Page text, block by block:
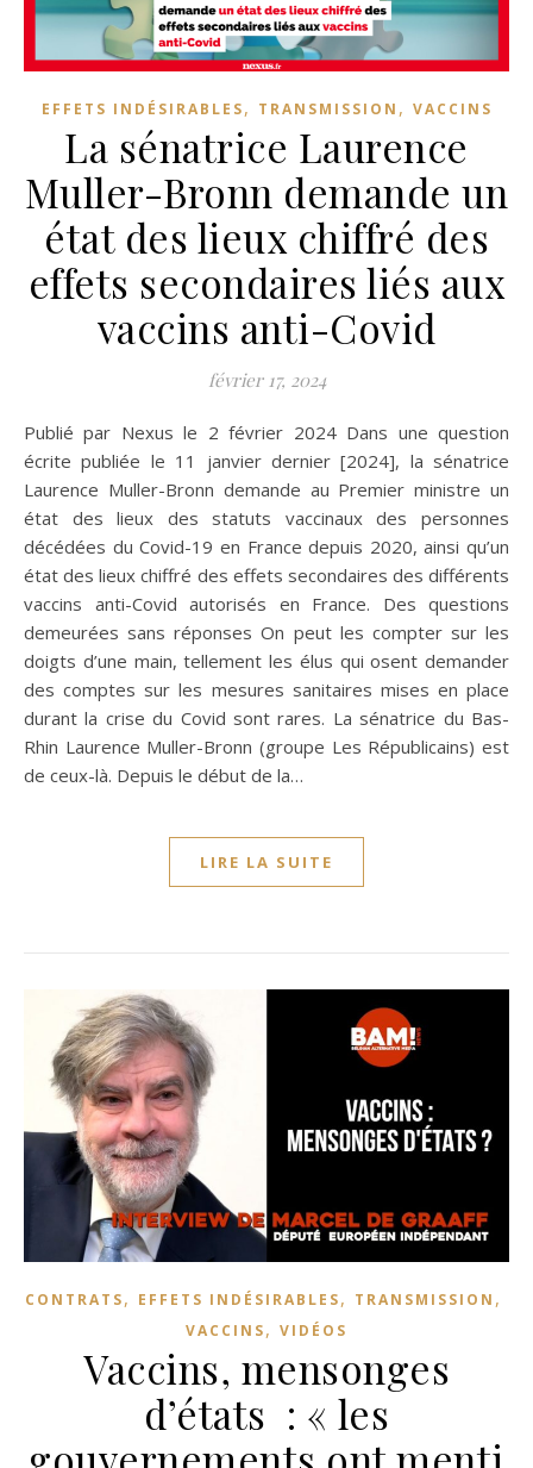
EFFETS INDÉSIRABLES, TRANSMISSION , VACCINS
La sénatrice Laurence
Muller-Bronn demande un
état des lieux chiffré des
effets secondaires liés aux
vaccins anti-Covid
février 17, 2024
Publié par Nexus le 2 février 2024 Dans une question
écrite publiée le 11 janvier dernier [2024], la sénatrice
Laurence Muller-Bronn demande au Premier ministre un
état des lieux des statuts vaccinaux des personnes
décédées du Covid-19 en France depuis 2020, ainsi qu’un
état des lieux chiffré des effets secondaires des différents
vaccins anti-Covid autorisés en France. Des questions
demeurées sans réponses On peut les compter sur les
doigts d’une main, tellement les élus qui osent demander
des comptes sur les mesures sanitaires mises en place
durant la crise du Covid sont rares. La sénatrice du Bas-
Rhin Laurence Muller-Bronn (groupe Les Républicains) est
de ceux-là. Depuis le début de la…
LIRE LA SUITE
CONTRATS, EFFETS INDÉSIRABLES, TRANSMISSION ,
VACCINS, VIDÉOS
Vaccins, mensonges
d’états : « les